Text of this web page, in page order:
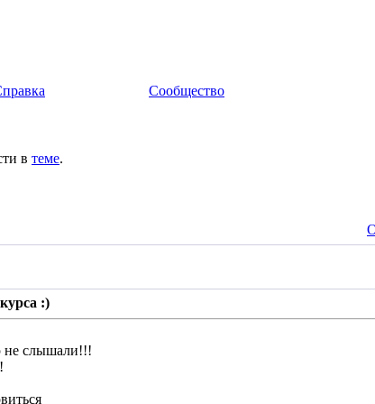
Сообщество
в теме.
:)
не слышали!!!